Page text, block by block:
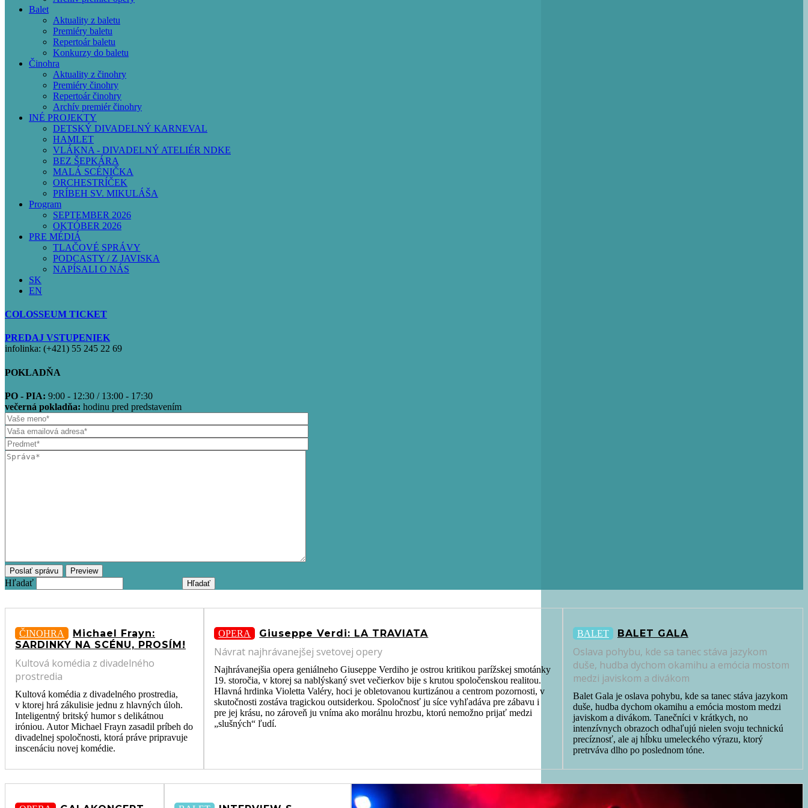
Balet
Aktuality z baletu
Premiéry baletu
Repertoár baletu
Konkurzy do baletu
Činohra
Aktuality z činohry
Premiéry činohry
Repertoár činohry
Archív premiér činohry
INÉ PROJEKTY
DETSKÝ DIVADELNÝ KARNEVAL
HAMLET
VLÁKNA - DIVADELNÝ ATELIÉR NDKE
BEZ ŠEPKÁRA
MALÁ SCÉNIČKA
ORCHESTRÍČEK
PRÍBEH SV. MIKULÁŠA
Program
SEPTEMBER 2026
OKTÓBER 2026
PRE MÉDIÁ
TLAČOVÉ SPRÁVY
PODCASTY / Z JAVISKA
NAPÍSALI O NÁS
SK
EN
COLOSSEUM TICKET
PREDAJ VSTUPENIEK
infolinka: (+421) 55 245 22 69
POKLADŇA
PO - PIA: 9:00 - 12:30 / 13:00 - 17:30
večerná pokladňa: hodinu pred predstavením
Hľadať
ČINOHRA
Michael Frayn:
SARDINKY NA SCÉNU, PROSÍM!
Kultová komédia z divadelného
prostredia
Kultová komédia z divadelného prostredia,
v ktorej hrá zákulisie jednu z hlavných úloh.
Inteligentný britský humor s delikátnou
iróniou. Autor Michael Frayn zasadil príbeh do
divadelnej spoločnosti, ktorá práve pripravuje
inscenáciu novej komédie.
OPERA Giuseppe Verdi: LA TRAVIATA
Návrat najhrávanejšej svetovej opery
Najhrávanejšia opera geniálneho Giuseppe Verdiho je ostrou kritikou parížskej smotánky
19. storočia, v ktorej sa nablýskaný svet večierkov bije s krutou spoločenskou realitou.
Hlavná hrdinka Violetta Valéry, hoci je obletovanou kurtizánou a centrom pozornosti, v
skutočnosti zostáva tragickou outsiderkou. Spoločnosť ju síce vyhľadáva pre zábavu i
pre jej krásu, no zároveň ju vníma ako morálnu hrozbu, ktorú nemožno prijať medzi
„slušných“ ľudí.
BALET BALET GALA
Oslava pohybu, kde sa tanec stáva jazykom
duše, hudba dychom okamihu a emócia mostom
medzi javiskom a divákom
Balet Gala je oslava pohybu, kde sa tanec stáva jazykom
duše, hudba dychom okamihu a emócia mostom medzi
javiskom a divákom. Tanečníci v krátkych, no
intenzívnych obrazoch odhaľujú nielen svoju technickú
precíznosť, ale aj hĺbku umeleckého výrazu, ktorý
pretrváva dlho po poslednom tóne.